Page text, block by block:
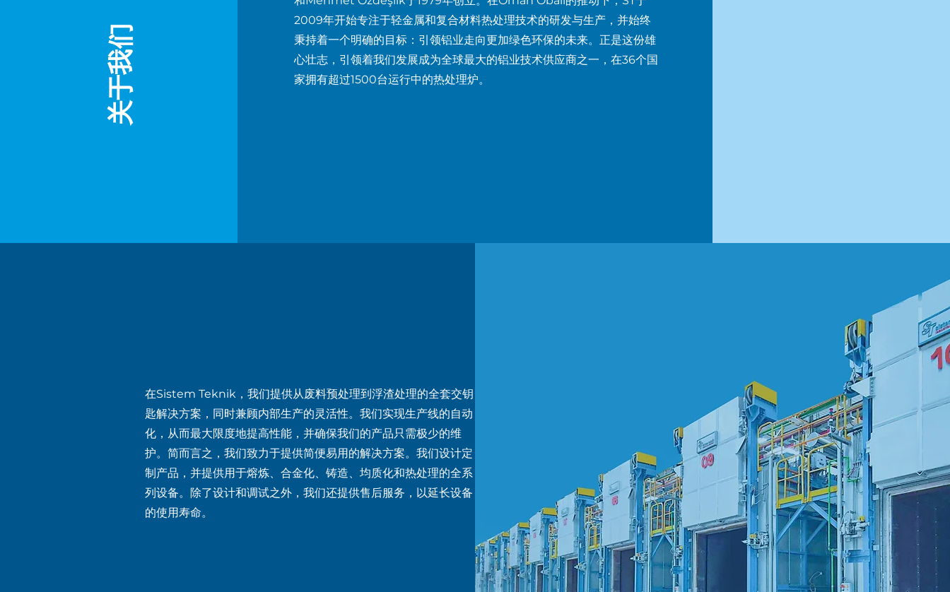
关于我们
2009年开始专注于轻金属和复合材料热处理技术的研发与生产，并始终
秉持着一个明确的目标：引领铝业走向更加绿色环保的未来。正是这份雄
心壮志，引领着我们发展成为全球最大的铝业技术供应商之一，在36个国
家拥有超过1500台运行中的热处理炉。
在Sistem Teknik，我们提供从废料预处理到浮渣处理的全套交钥
匙解决方案，同时兼顾内部生产的灵活性。我们实现生产线的自动
化，从而最大限度地提高性能，并确保我们的产品只需极少的维
护。简而言之，我们致力于提供简便易用的解决方案。我们设计定
制产品，并提供用于熔炼、合金化、铸造、均质化和热处理的全系
列设备。除了设计和调试之外，我们还提供售后服务，以延长设备
的使用寿命。